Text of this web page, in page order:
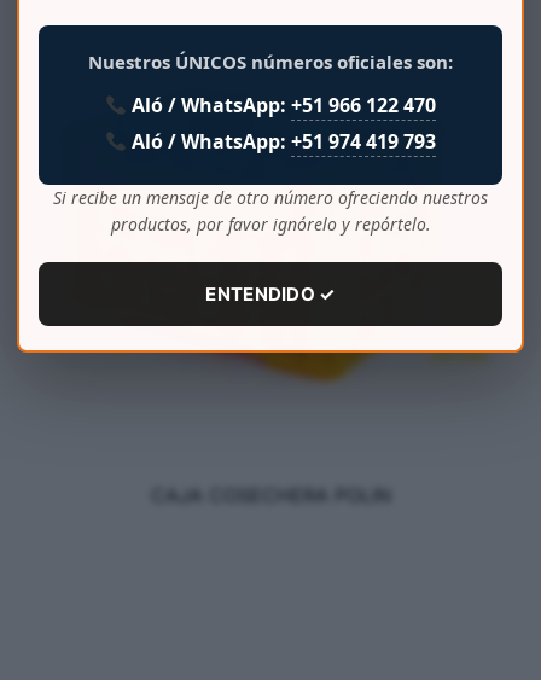
Nuestros ÚNICOS números oficiales son:
Aló / WhatsApp:+51 966 122 470
Aló / WhatsApp:+51 974 419 793
Si recibe un mensaje de otro número ofreciendo nuestros
productos, por favor ignórelo y repórtelo.
ENTENDIDO ✓